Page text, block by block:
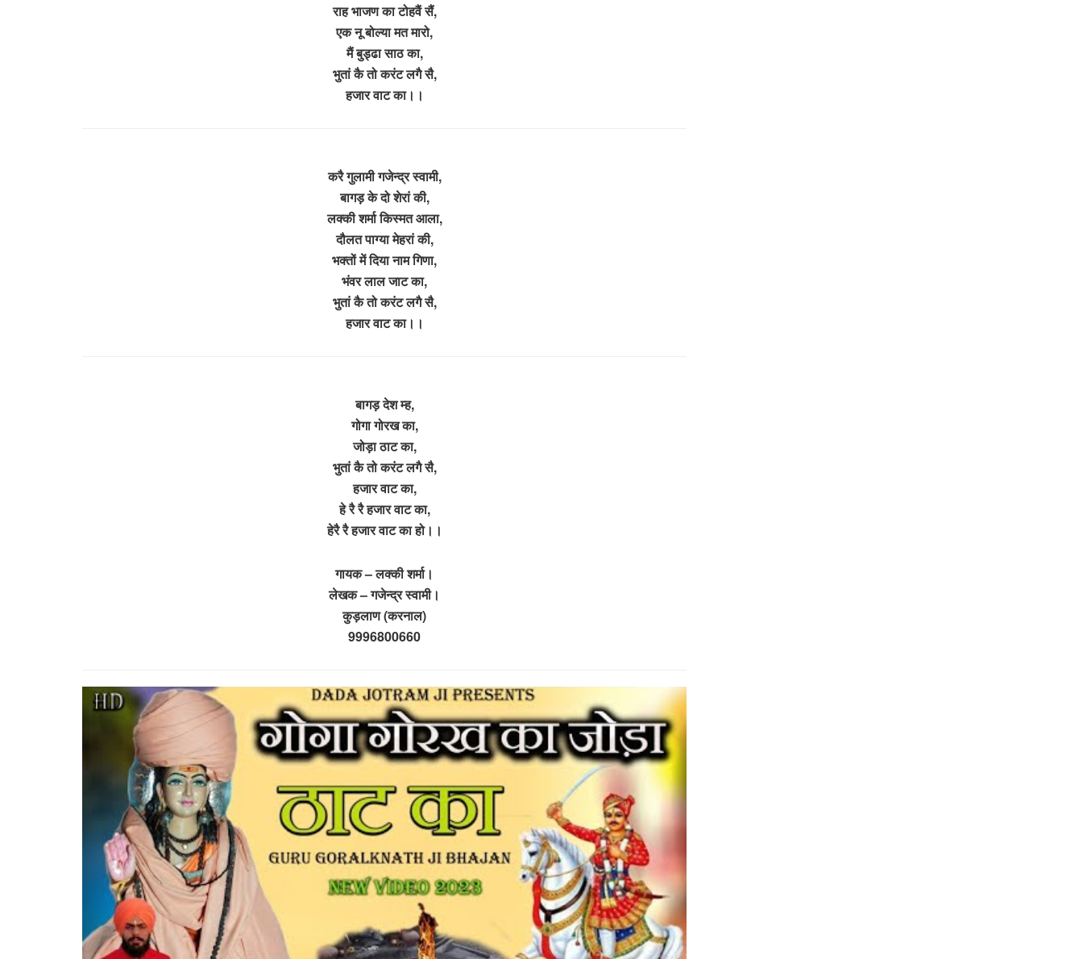
राह भाजण का टोहवैं सैं,
एक नू बोल्या मत मारो,
मैं बुड्ढा साठ का,
भुतां कै तो करंट लगै सै,
हजार वाट का।।
करै गुलामी गजेन्द्र स्वामी,
बागड़ के दो शेरां की,
लक्की शर्मा किस्मत आला,
दौलत पाग्या मेहरां की,
भक्तों में दिया नाम गिणा,
भंवर लाल जाट का,
भुतां कै तो करंट लगै सै,
हजार वाट का।।
बागड़ देश म्ह,
गोगा गोरख का,
जोड़ा ठाट का,
भुतां कै तो करंट लगै सै,
हजार वाट का,
हे रै रै हजार वाट का,
हेरै रै हजार वाट का हो।।
गायक – लक्की शर्मा।
लेखक – गजेन्द्र स्वामी।
कुड़लाण (करनाल)
9996800660